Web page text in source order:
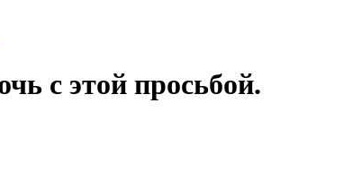
с этой просьбой.